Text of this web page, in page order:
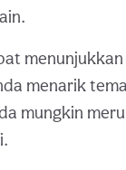
menarik
mungkin